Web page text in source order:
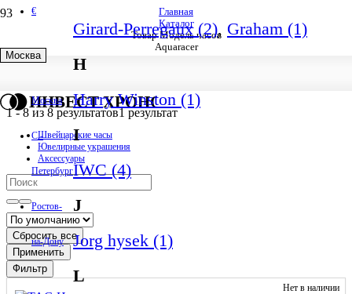
€
Москва
Москва
С.-
Петербург
Ростов-
на-Дону
Girard-Perregaux (2), Graham (1)
H
Harry Winston (1)
I
IWC (4)
J
Jorg hysek (1)
L
ИНВЕСТ ХРОНО
Главная
Каталог
Товар Модель часов
Aquaracer
1-8 из 8 результатов1 результат
Швейцарские часы
Ювелирные украшения
Аксессуары
Сбросить все
Применить
Фильтр
Нет в наличии